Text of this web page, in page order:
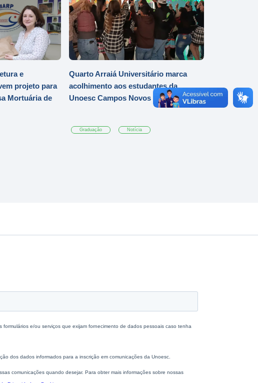
e
projeto para
Mortuária de
Quarto Arraiá Universitário marca
acolhimento aos estudantes da
Unoesc Campos Novos
Graduação Notícia